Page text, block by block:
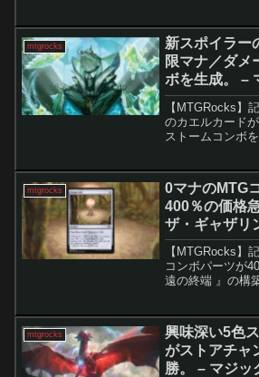
ています。環境
クシーやグル...
mtgrocks
新スポイラー
限マナ／ダメ
ボを生成。 –
ザリング
【MTGRocks】
のカエルカード
ストームコンボ
戦略『ストリク
場した「賢明な...
mtgrocks
0マナのMTG
400％の価格
ザ・ギャザリ
【MTGRocks】
コンボパーツが
遠の終端 』の構
なっており、初
となって...
mtgrocks
興味深い5色
がストアチャ
勝。 – マジッ